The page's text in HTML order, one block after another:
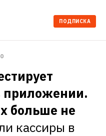
ПОДПИСКА
приложении.
больше не
кассиры в